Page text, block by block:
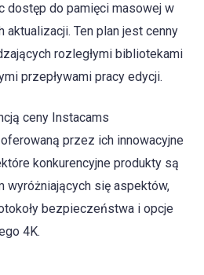
dostęp do pamięci masowej w
Ten plan jest cenny
rozległymi bibliotekami
przepływami pracy edycji.
ceny Instacams
przez ich innowacyjne
konkurencyjne produkty są
wyróżniających się aspektów,
bezpieczeństwa i opcje
4K.